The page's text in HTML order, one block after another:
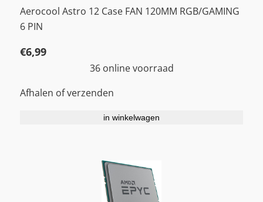
Aerocool Astro 12 Case FAN 120MM RGB/GAMING
6 PIN
€6,99
36 online voorraad
Afhalen of verzenden
in winkelwagen